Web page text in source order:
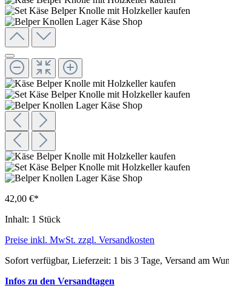
42,00 €*
Inhalt: 1 Stück
Preise inkl. MwSt. zzgl. Versandkosten
Sofort verfügbar, Lieferzeit: 1 bis 3 Tage, Versand am
Infos zu den Versandtagen